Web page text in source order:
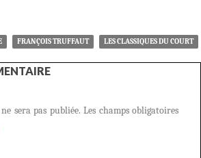
FRANÇOIS TRUFFAUT LES CLASSIQUES DU COURT
sera pas publiée. Les champs obligatoires